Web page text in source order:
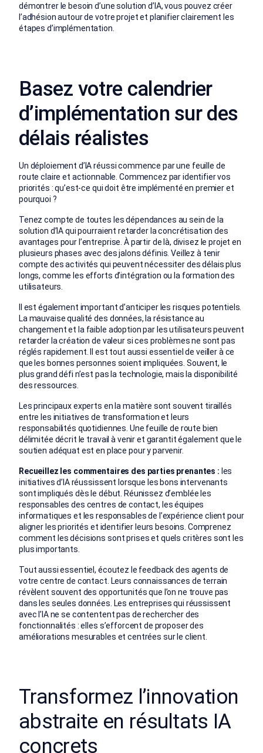
démontrer le besoin d’une solution d’IA, vous pouvez créer
l’adhésion autour de votre projet et planifier clairement les
étapes d’implémentation.
Basez votre calendrier
d’implémentation sur des
délais réalistes
Un déploiement d’IA réussi commence par une feuille de
route claire et actionnable. Commencez par identifier vos
priorités : qu’est-ce qui doit être implémenté en premier et
pourquoi ?
Tenez compte de toutes les dépendances au sein de la
solution d’IA qui pourraient retarder la concrétisation des
avantages pour l’entreprise. À partir de là, divisez le projet en
plusieurs phases avec des jalons définis. Veillez à tenir
compte des activités qui peuvent nécessiter des délais plus
longs, comme les efforts d’intégration ou la formation des
utilisateurs.
Il est également important d’anticiper les risques potentiels.
La mauvaise qualité des données, la résistance au
changement et la faible adoption par les utilisateurs peuvent
retarder la création de valeur si ces problèmes ne sont pas
réglés rapidement. Il est tout aussi essentiel de veiller à ce
que les bonnes personnes soient impliquées. Souvent, le
plus grand défi n’est pas la technologie, mais la disponibilité
des ressources.
Les principaux experts en la matière sont souvent tiraillés
entre les initiatives de transformation et leurs
responsabilités quotidiennes. Une feuille de route bien
délimitée décrit le travail à venir et garantit également que le
soutien adéquat est en place pour y parvenir.
Recueillez les commentaires des parties prenantes : les
initiatives d’IA réussissent lorsque les bons intervenants
sont impliqués dès le début. Réunissez d’emblée les
responsables des centres de contact, les équipes
informatiques et les responsables de l’expérience client pour
aligner les priorités et identifier leurs besoins. Comprenez
comment les décisions sont prises et quels critères sont les
plus importants.
Tout aussi essentiel, écoutez le feedback des agents de
votre centre de contact. Leurs connaissances de terrain
révèlent souvent des opportunités que l’on ne trouve pas
dans les seules données. Les entreprises qui réussissent
avec l’IA ne se contentent pas de rechercher des
fonctionnalités : elles s’efforcent de proposer des
améliorations mesurables et centrées sur le client.
Transformez l’innovation
abstraite en résultats IA
concrets